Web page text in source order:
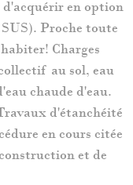
d'acquérir en option
Proche toute
Charges
au sol, eau
chaude d'eau.
d'étanchéité
en cours citée
et de